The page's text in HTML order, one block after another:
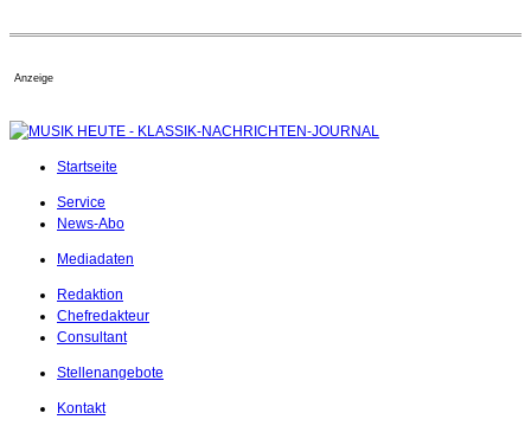
Anzeige
Startseite
Service
News-Abo
Mediadaten
Redaktion
Chefredakteur
Consultant
Stellenangebote
Kontakt